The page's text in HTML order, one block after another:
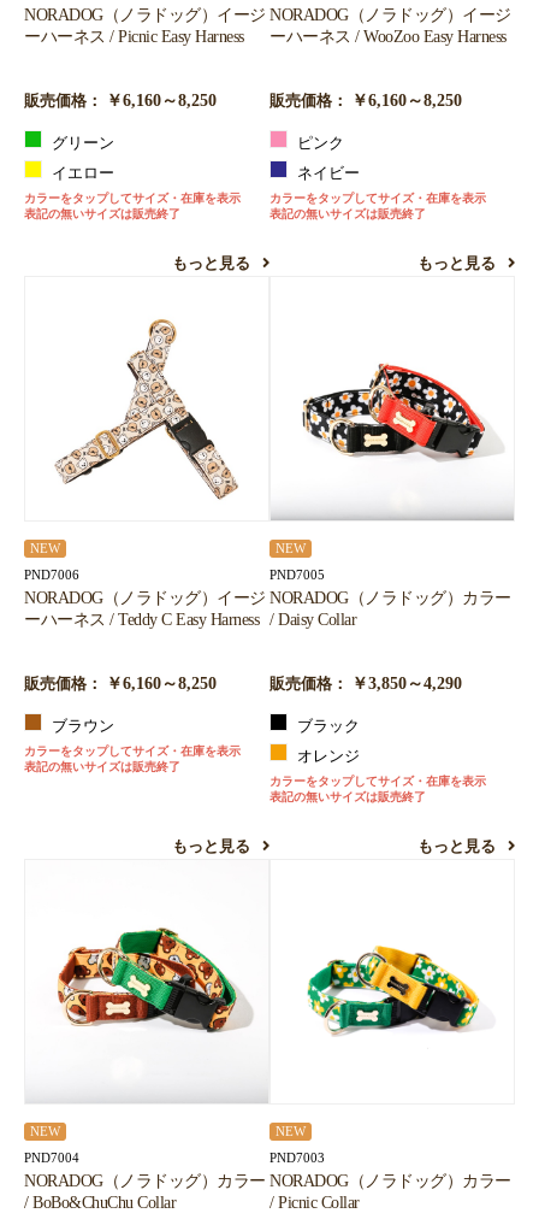
NORADOG（ノラドッグ）イージ
ーハーネス / Picnic Easy Harness
販売価格： ￥6,160～8,250
グリーン
イエロー
カラーをタップしてサイズ・在庫を表示
表記の無いサイズは販売終了
もっと見る
NORADOG（ノラドッグ）イージ
ーハーネス / WooZoo Easy Harness
販売価格： ￥6,160～8,250
ピンク
ネイビー
カラーをタップしてサイズ・在庫を表示
表記の無いサイズは販売終了
もっと見る
NEW
PND7006
NORADOG（ノラドッグ）イージ
ーハーネス / Teddy C Easy Harness
販売価格： ￥6,160～8,250
ブラウン
カラーをタップしてサイズ・在庫を表示
表記の無いサイズは販売終了
もっと見る
NEW
PND7005
NORADOG（ノラドッグ）カラー
/ Daisy Collar
販売価格： ￥3,850～4,290
ブラック
オレンジ
カラーをタップしてサイズ・在庫を表示
表記の無いサイズは販売終了
もっと見る
NEW
PND7004
NORADOG（ノラドッグ）カラー
/ BoBo&ChuChu Collar
NEW
PND7003
NORADOG（ノラドッグ）カラー
/ Picnic Collar